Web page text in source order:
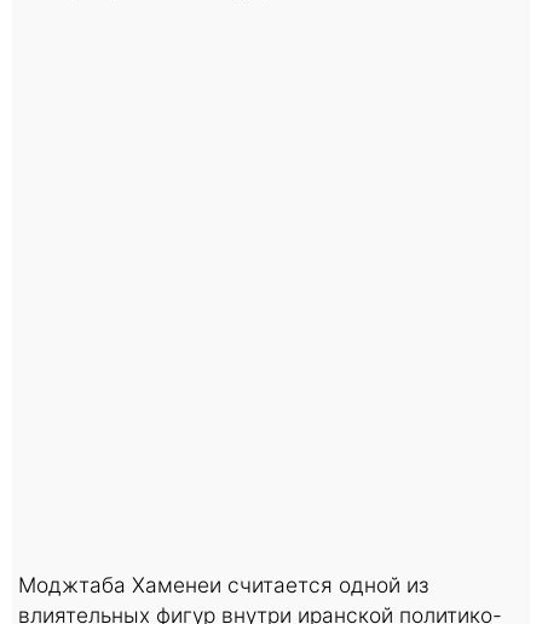
Моджтаба Хаменеи считается одной из
влиятельных фигур внутри иранской политико-